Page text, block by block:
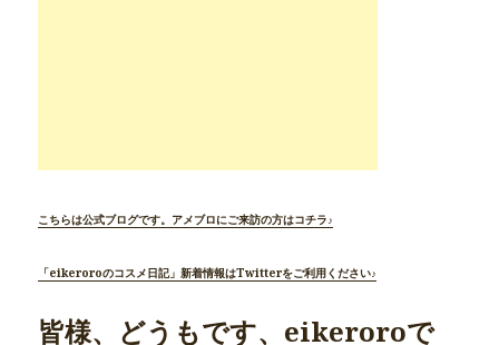
こちらは公式ブログです。アメブロにご来訪の方はコチラ♪
「eikeroroのコスメ日記」新着情報はTwitterをご利用ください♪
皆様、どうもです、eikeroroで